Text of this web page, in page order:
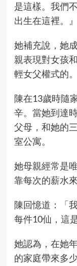
是這樣。我們
出生在這裡。』
她補充說，她
親表現對女孩
輕女父權式的。
陳在13歲時隨
辛。當她到達
父母，和她的
室公寓。
她母親經常是
靠每次的薪水
陳回憶道：「
每件10仙，這
她認為，在她
的家庭帶來多